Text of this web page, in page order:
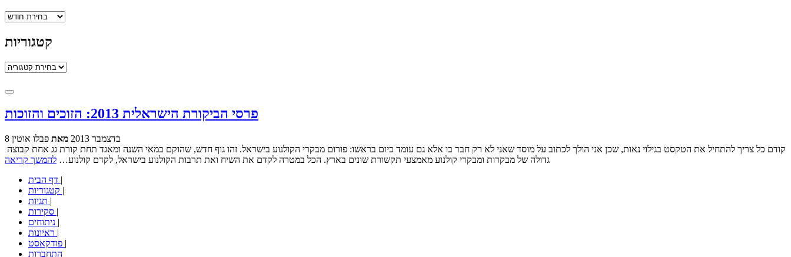
ארכיונים
קטגוריות
קטגוריות
פרסי הביקורת הישראלית 2013: הזוכים והזוכות
8 בדצמבר 2013 מאת פבלו אוטין
גדולה של מבקרות ומבקרי קולנוע מאמצעי תקשורת שונים בארץ. הכל במטרה לקדם את השיח ואת תרבות הקולנוע בישראל, לקדם קולנוע… להמשך קריאה
|
|
|
|
|
|
|
התחברות